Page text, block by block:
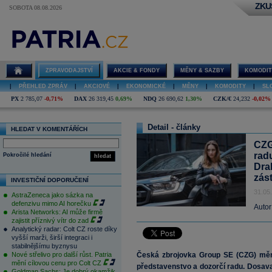
SOBOTA 08.08.2026
ZPRAVODAJSTVÍ AKCIE & FONDY MĚNY & SAZBY
PŘEHLED ZPRÁV AKCIOVÉ EKONOMICKÉ MĚNY KOMODITY
PX 2 785,07 -0,71% DAX 26 319,45 0,69% NDQ 26 690,62 1,30% CZK/€ 24,232 -0,02%
HLEDAT V KOMENTÁŘÍCH
hledat
Pokročilé hledání
INVESTIČNÍ DOPORUČENÍ
AstraZeneca jako sázka na
defenzivu mimo AI horečku
Arista Networks: AI může firmě
zajistit příznivý vítr do zad
Analytický radar: Colt CZ roste díky
vyšší marži, širší integraci i
stabilnějšímu byznysu
Nové střelivo pro další růst. Patria
mění cílovou cenu pro Colt CZ
Detail - články
Česká zbrojovka Group SE (CZG)
představenstvo a dozorčí radu.